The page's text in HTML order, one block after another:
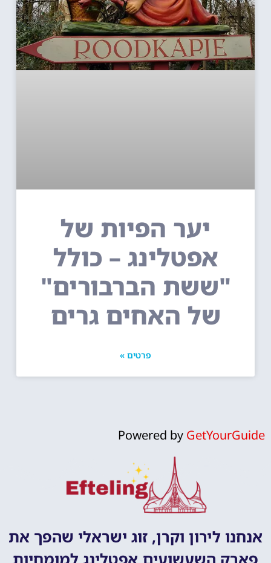
יער הפיות של
אפטלינג – כולל
"ששת הברבורים"
של האחים גרים
פרטים »
Powered by GetYourGuide
אנחנו לירון וקרן, זוג ישראלי שהפך את
פארק השעשועים אפטלינג למומחיות